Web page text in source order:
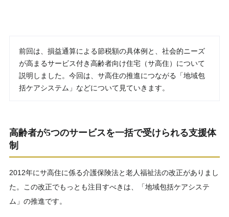
前回は、損益通算による節税額の具体例と、社会的ニーズ
が高まるサービス付き高齢者向け住宅（サ高住）について
説明しました。今回は、サ高住の推進につながる「地域包
括ケアシステム」などについて見ていきます。
高齢者が5つのサービスを一括で受けられる支援体
制
2012年にサ高住に係る介護保険法と老人福祉法の改正がありまし
た。この改正でもっとも注目すべきは、「地域包括ケアシステ
ム」の推進です。